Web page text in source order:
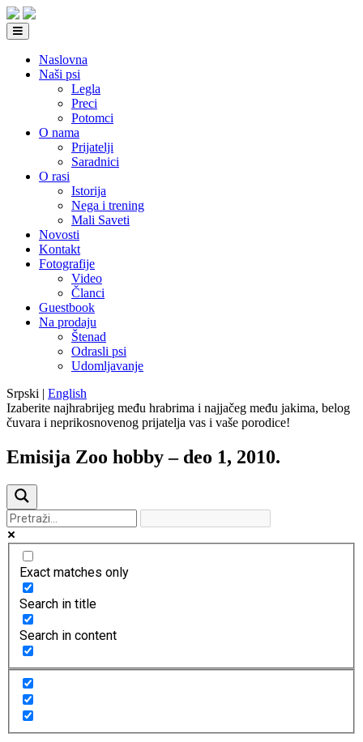
Naslovna
Naši psi
Legla
Preci
Potomci
O nama
Prijatelji
Saradnici
O rasi
Istorija
Nega i trening
Mali Saveti
Novosti
Kontakt
Fotografije
Video
Članci
Guestbook
Na prodaju
Štenad
Odrasli psi
Udomljavanje
Srpski | English
Izaberite najhrabrijeg među hrabrima i najjačeg među jakima, belog
čuvara i neprikosnovenog prijatelja vas i vaše porodice!
Emisija Zoo hobby – deo 1, 2010.
Exact matches only
Search in title
Search in content